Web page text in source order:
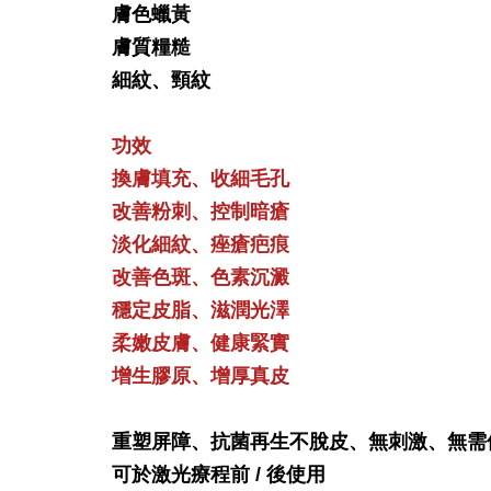
膚色蠟黃
膚質糧糙
細紋、頸紋
功效
換膚填充、收細毛孔
改善粉刺、控制暗瘡
淡化細紋、痤瘡疤痕
改善色斑、色素沉澱
穩定皮脂、滋潤光澤
柔嫩皮膚、健康緊實
增生膠原、增厚真皮
重塑屏障、抗菌再生不脫皮、無刺激、無
可於激光療程前 / 後使用